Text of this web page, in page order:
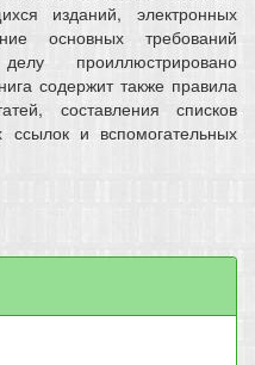
изданий, электронных
основных требований
проиллюстрировано
содержит также правила
составления списков
ссылок и вспомогательных